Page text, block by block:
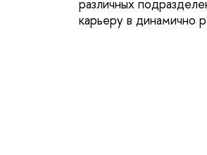
различных
карьеру в динамично